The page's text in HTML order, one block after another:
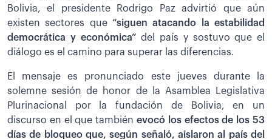
Bolivia, el presidente Rodrigo Paz advirtió que aún
existen sectores que“siguen atacando la estabilidad
democrática y económica”del país y sostuvo que el
diálogo es el camino para superar las diferencias.
El mensaje es pronunciado este jueves durante la
solemne sesión de honor de la Asamblea Legislativa
Plurinacional por la fundación de Bolivia, en un
discurso en el que también evocó los efectos de los 53
días de bloqueo que, según señaló, aislaron al país del